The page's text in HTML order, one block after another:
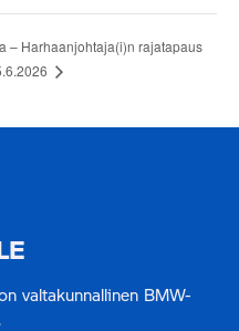
– Harhaanjohtaja(i)n rajatapaus
valtakunnallinen BMW-